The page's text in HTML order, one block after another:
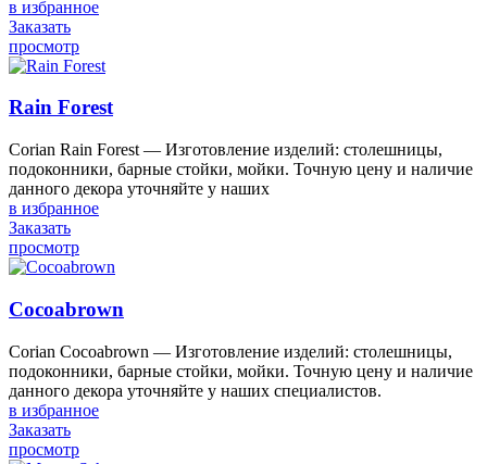
в избранное
Заказать
просмотр
Rain Forest
Corian Rain Forest — Изготовление изделий: столешницы,
подоконники, барные стойки, мойки. Точную цену и наличие
данного декора уточняйте у наших
в избранное
Заказать
просмотр
Cocoabrown
Corian Cocoabrown — Изготовление изделий: столешницы,
подоконники, барные стойки, мойки. Точную цену и наличие
данного декора уточняйте у наших специалистов.
в избранное
Заказать
просмотр